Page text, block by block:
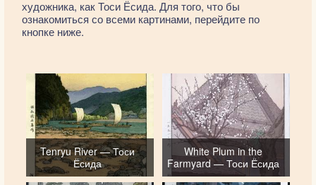
художника, как Тоси Ёсида. Для того, что бы
ознакомиться со всеми картинами, перейдите по
кнопке ниже.
Tenryu River — Тоси
Ёсида
White Plum in the
Farmyard — Тоси Ёсида